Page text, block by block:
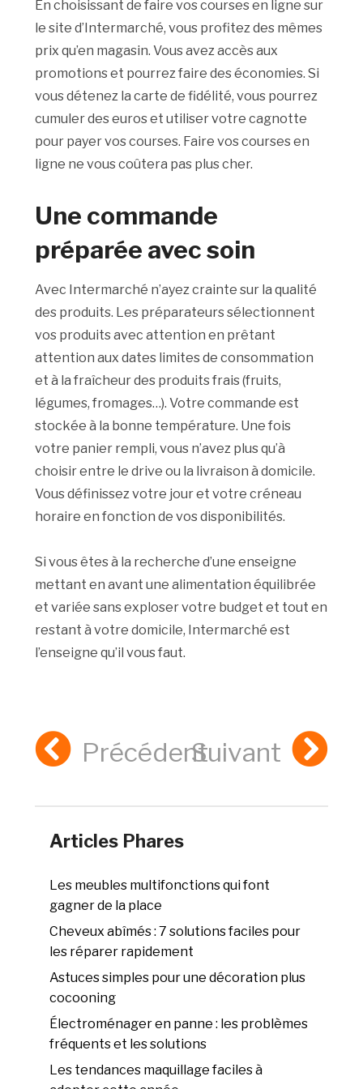
En choisissant de faire vos courses en ligne sur
le site d’Intermarché, vous profitez des mêmes
prix qu’en magasin. Vous avez accès aux
promotions et pourrez faire des économies. Si
vous détenez la carte de fidélité, vous pourrez
cumuler des euros et utiliser votre cagnotte
pour payer vos courses. Faire vos courses en
ligne ne vous coûtera pas plus cher.
Une commande
préparée avec soin
Avec Intermarché n’ayez crainte sur la qualité
des produits. Les préparateurs sélectionnent
vos produits avec attention en prêtant
attention aux dates limites de consommation
et à la fraîcheur des produits frais (fruits,
légumes, fromages…). Votre commande est
stockée à la bonne température. Une fois
votre panier rempli, vous n’avez plus qu’à
choisir entre le drive ou la livraison à domicile.
Vous définissez votre jour et votre créneau
horaire en fonction de vos disponibilités.
Si vous êtes à la recherche d’une enseigne
mettant en avant une alimentation équilibrée
et variée sans exploser votre budget et tout en
restant à votre domicile, Intermarché est
l’enseigne qu’il vous faut.
PrécédentSuivant
Articles Phares
Les meubles multifonctions qui font
gagner de la place
Cheveux abîmés : 7 solutions faciles pour
les réparer rapidement
Astuces simples pour une décoration plus
cocooning
Électroménager en panne : les problèmes
fréquents et les solutions
Les tendances maquillage faciles à